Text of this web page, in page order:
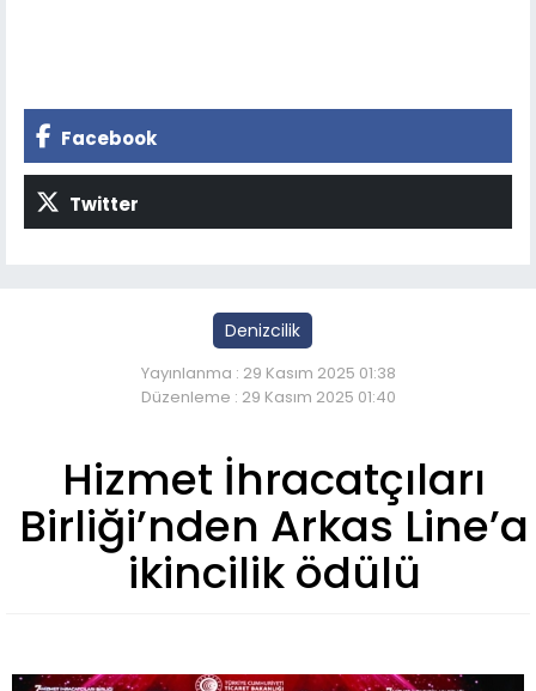
Facebook
Twitter
Denizcilik
Yayınlanma : 29 Kasım 2025 01:38
Düzenleme : 29 Kasım 2025 01:40
Hizmet İhracatçıları
Birliği’nden Arkas Line’a
ikincilik ödülü